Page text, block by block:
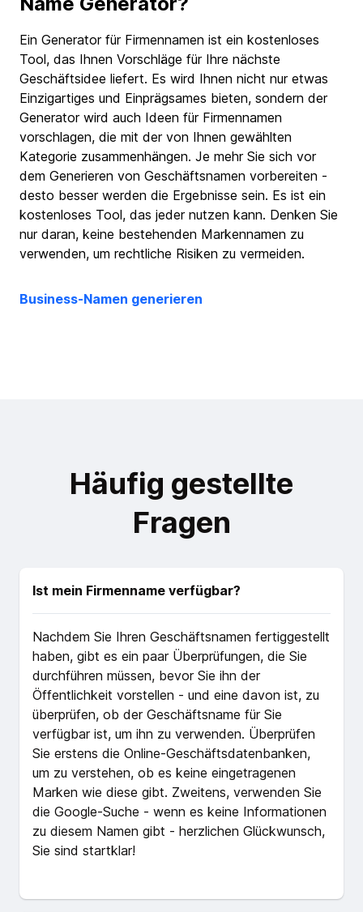
Ein Generator für Firmennamen ist ein kostenloses
Tool, das Ihnen Vorschläge für Ihre nächste
Geschäftsidee liefert. Es wird Ihnen nicht nur etwas
Einzigartiges und Einprägsames bieten, sondern der
Generator wird auch Ideen für Firmennamen
vorschlagen, die mit der von Ihnen gewählten
Kategorie zusammenhängen. Je mehr Sie sich vor
dem Generieren von Geschäftsnamen vorbereiten -
desto besser werden die Ergebnisse sein. Es ist ein
kostenloses Tool, das jeder nutzen kann. Denken Sie
nur daran, keine bestehenden Markennamen zu
verwenden, um rechtliche Risiken zu vermeiden.
Business-Namen generieren
Häufig gestellte
Fragen
Ist mein Firmenname verfügbar?
Nachdem Sie Ihren Geschäftsnamen fertiggestellt
haben, gibt es ein paar Überprüfungen, die Sie
durchführen müssen, bevor Sie ihn der
Öffentlichkeit vorstellen - und eine davon ist, zu
überprüfen, ob der Geschäftsname für Sie
verfügbar ist, um ihn zu verwenden. Überprüfen
Sie erstens die Online-Geschäftsdatenbanken,
um zu verstehen, ob es keine eingetragenen
Marken wie diese gibt. Zweitens, verwenden Sie
die Google-Suche - wenn es keine Informationen
zu diesem Namen gibt - herzlichen Glückwunsch,
Sie sind startklar!